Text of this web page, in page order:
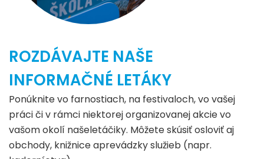
ROZDÁVAJTE NAŠE
INFORMAČNÉ LETÁKY
Ponúknite vo farnostiach, na festivaloch, vo vašej
práci či v rámci niektorej organizovanej akcie vo
vašom okolí našeletáčiky. Môžete skúsiť osloviť aj
obchody, knižnice aprevádzky služieb (napr.